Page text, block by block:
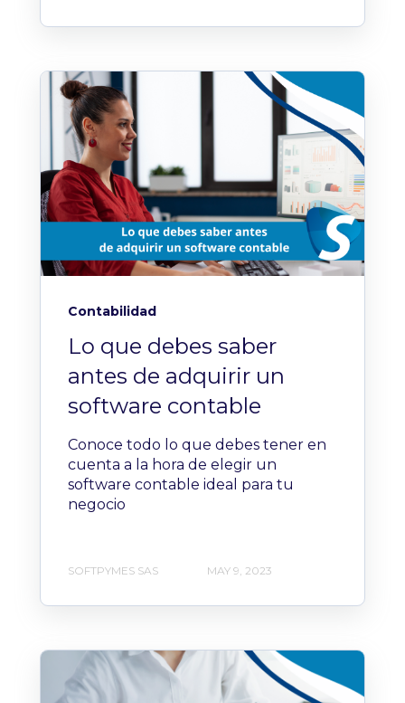
Contabilidad
Lo que debes saber
antes de adquirir un
software contable
Conoce todo lo que debes tener en
cuenta a la hora de elegir un
software contable ideal para tu
negocio
SOFTPYMES SAS MAY 9, 2023